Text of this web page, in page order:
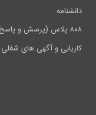
دانشنامه
۸۰۸ پلاس (پرسش و پاسخ)
کاریابی و آگهی های شغلی